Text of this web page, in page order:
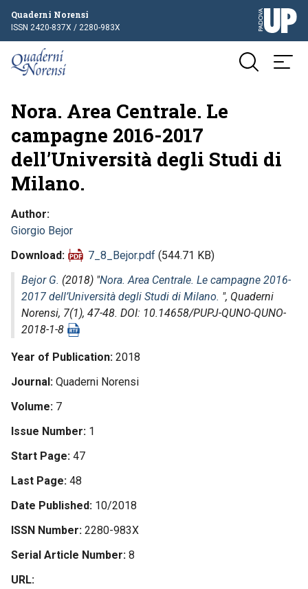
Quaderni Norensi
ISSN 2420-837X / 2280-983X
Nora. Area Centrale. Le
campagne 2016-2017
dell’Università degli Studi di
Milano.
Author
Giorgio Bejor
Download
7_8_Bejor.pdf (544.71 KB)
Bejor G. (2018) "Nora. Area Centrale. Le campagne 2016-
2017 dell’Università degli Studi di Milano. ", Quaderni
Norensi, 7(1), 47-48. DOI: 10.14658/PUPJ-QUNO-QUNO-
2018-1-8
Year of Publication 2018
Journal Quaderni Norensi
Volume 7
Issue Number 1
Start Page 47
Last Page 48
Date Published 10/2018
ISSN Number 2280-983X
Serial Article Number 8
URL